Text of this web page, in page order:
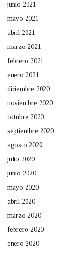
junio 2021
mayo 2021
abril 2021
marzo 2021
febrero 2021
enero 2021
diciembre 2020
noviembre 2020
octubre 2020
septiembre 2020
agosto 2020
julio 2020
junio 2020
mayo 2020
abril 2020
marzo 2020
febrero 2020
enero 2020